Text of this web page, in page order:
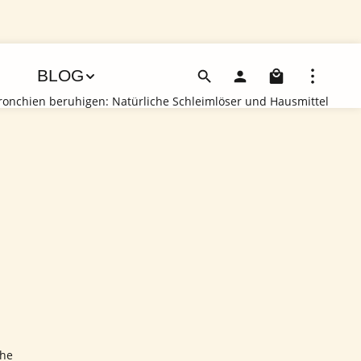
BLOG
beruhigen: Natürliche Schleimlöser und Hausmittel